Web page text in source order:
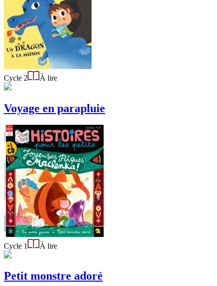
Cycle 2 À lire
Voyage en parapluie
Cycle 1 À lire
Petit monstre adoré